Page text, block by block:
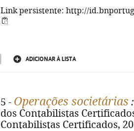
Link persistente: http://
ADICIONAR À LISTA
5 - Operações societárias
dos Contabilistas
Contabilistas Certificados,